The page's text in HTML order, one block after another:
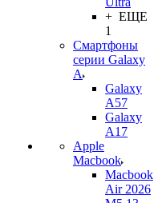
+ ЕЩЕ
1
Смартфоны
серии Galaxy
A
Galaxy
A57
Galaxy
A17
Apple
Macbook
Macbook
Air 2026